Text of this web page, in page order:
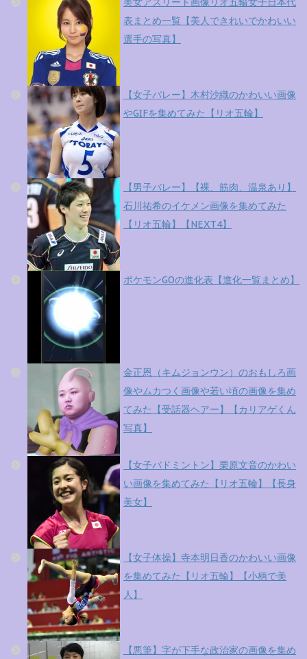
表まとめ一覧【美人できれいでかわいい
選手の写真】
【女子バレー】木村沙織のかわいい画像
やGIFを集めてみた【リオ五輪】
【男子バレー】【裸、筋肉、温泉あり】
石川祐希のイケメン画像を集めてみた
【リオ五輪】【NEXT4】
ポケモンGOの進化表【進化一覧まとめ】
金正恩（キムジョンウン）のおもしろ画
像やムカつく画像や若い頃の画像を集め
てみた【受話器ヘアー】【カリアゲくん
写真】
【女子バドミントン】栗原文音のかわい
い画像を集めてみた【リオ五輪】【長身
美女】
【女子体操】寺本明日香のかわいい画像
を集めてみた【リオ五輪】【小柄で美
人】
【悪筆】字が下手な政治家の画像を集め